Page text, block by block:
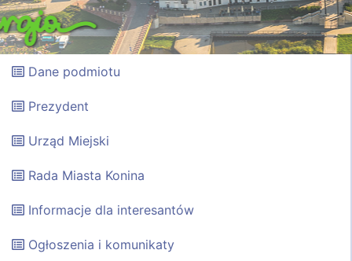
Dane podmiotu
Prezydent
Urząd Miejski
Rada Miasta Konina
Informacje dla interesantów
Ogłoszenia i komunikaty